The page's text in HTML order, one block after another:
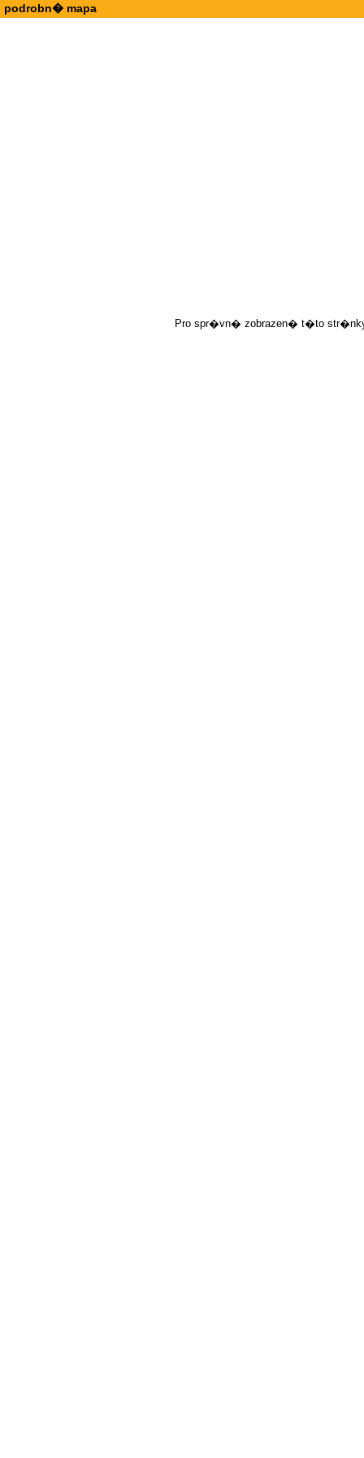
podrobn� mapa
Pro spr�vn� zobrazen� t�to